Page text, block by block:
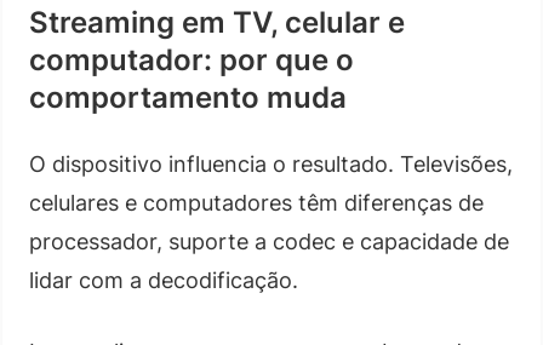
Streaming em TV, celular e
computador: por que o
comportamento muda
O dispositivo influencia o resultado. Televisões,
celulares e computadores têm diferenças de
processador, suporte a codec e capacidade de
lidar com a decodificação.